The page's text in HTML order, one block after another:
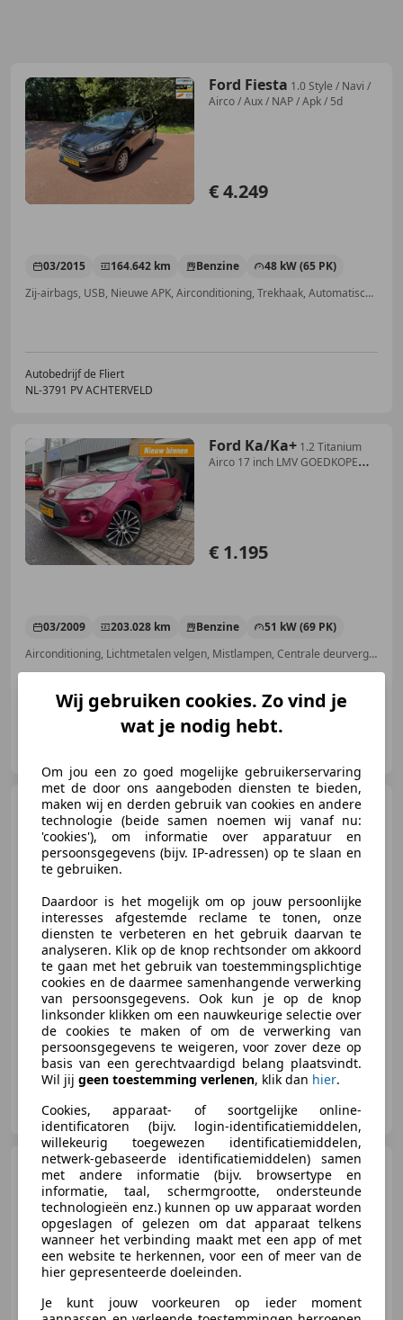
Ford Fiesta 1.0 Style / Navi /
Airco / Aux / NAP / Apk / 5d
€ 4.249
03/2015 164.642 km Benzine
48 kW (65 PK)
Zij-airbags, USB, Nieuwe APK, Airconditioning, Trekhaak, Automatische klimaatregeling, Elektrisch verstelbare buitenspiegels, Startonderbreker
Autobedrijf de Fliert
NL-3791 PV ACHTERVELD
Ford Ka/Ka+ 1.2 Titanium
Airco 17 inch LMV GOEDKOPE
€ 1.195
03/2009 203.028 km Benzine
51 kW (69 PK)
Airconditioning, Lichtmetalen velgen, Mistlampen, Centrale deurvergrendeling met afstandsbediening, Boordcomputer, Startonderbreker, Airbag passagier
Ed-Kar Import en Export
Ford Ka/Ka+ 1.2
€ 1.645
12/2009 171.901 km Benzine
51 kW (69 PK)
Autohandel Honing, Klant is Koning!!
NL-3812 RJ AMERSFOORT
Ford Fiesta 1.0 EcoBoost Hot
Hatch
€ 3.940
Wij gebruiken cookies. Zo vind je
wat je nodig hebt.
Om jou een zo goed mogelijke gebruikerservaring
met de door ons aangeboden diensten te bieden,
maken wij en derden gebruik van cookies en andere
technologie (beide samen noemen wij vanaf nu:
'cookies'), om informatie over apparatuur en
persoonsgegevens (bijv. IP-adressen) op te slaan en
te gebruiken.
Daardoor is het mogelijk om op jouw persoonlijke
interesses afgestemde reclame te tonen, onze
diensten te verbeteren en het gebruik daarvan te
analyseren. Klik op de knop rechtsonder om akkoord
te gaan met het gebruik van toestemmingsplichtige
cookies en de daarmee samenhangende verwerking
van persoonsgegevens. Ook kun je op de knop
linksonder klikken om een nauwkeurige selectie over
de cookies te maken of om de verwerking van
persoonsgegevens te weigeren, voor zover deze op
basis van een gerechtvaardigd belang plaatsvindt.
Wil jij geen toestemming verlenen, klik dan hier.
Cookies, apparaat- of soortgelijke online-
identificatoren (bijv. login-identificatiemiddelen,
willekeurig toegewezen identificatiemiddelen,
netwerk-gebaseerde identificatiemiddelen) samen
met andere informatie (bijv. browsertype en
informatie, taal, schermgrootte, ondersteunde
technologieën enz.) kunnen op uw apparaat worden
opgeslagen of gelezen om dat apparaat telkens
wanneer het verbinding maakt met een app of met
een website te herkennen, voor een of meer van de
hier gepresenteerde doeleinden.
Je kunt jouw voorkeuren op ieder moment